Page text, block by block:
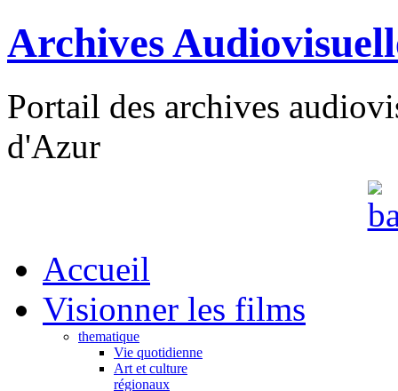
Archives
Portail des archives
d'Azur
Accueil
Visionner les films
thematique
Vie quotidienne
Art et culture
régionaux